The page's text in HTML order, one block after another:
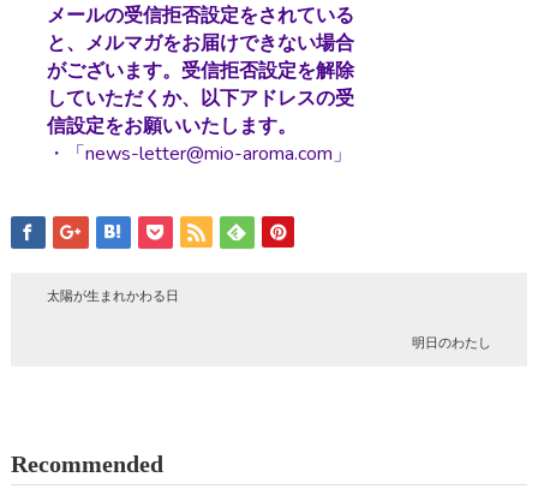
メールの受信拒否設定をされている
と、メルマガをお届けできない場合
がございます。受信拒否設定を解除
していただくか、以下アドレスの受
信設定をお願いいたします。
・「news-letter@mio-aroma.com」
太陽が生まれかわる日
明日のわたし
Recommended